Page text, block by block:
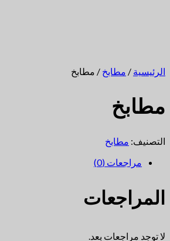
الرئيسية / مطابخ / مطابخ
مطابخ
التصنيف: مطابخ
مراجعات (0)
المراجعات
لا توجد مراجعات بعد.